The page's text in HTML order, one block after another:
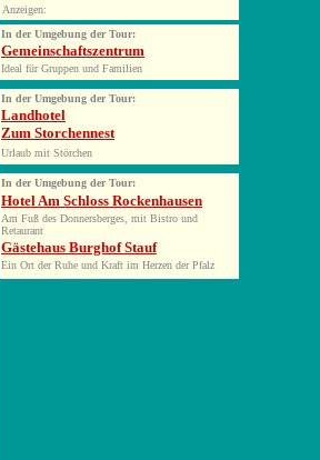
Anzeigen:
In der Umgebung der Tour:
Gemeinschaftszentrum
Ideal für Gruppen und Familien
In der Umgebung der Tour:
Landhotel
Zum Storchennest
Urlaub mit Störchen
In der Umgebung der Tour:
Hotel Am Schloss Rockenhausen
Am Fuß des Donnersberges, mit Bistro und
Retaurant
Gästehaus Burghof Stauf
Ein Ort der Ruhe und Kraft im Herzen der Pfalz